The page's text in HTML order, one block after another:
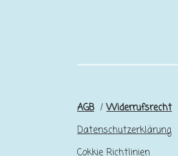
AGB/Widerrufsrecht
Datenschutzerklärung
Cokkie Richtlinien